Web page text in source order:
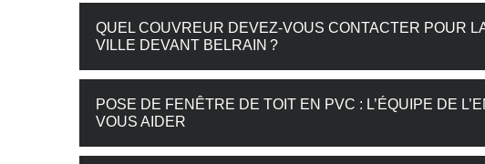
QUEL COUVREUR DEVEZ-VOUS CONTACTER POUR
VILLE DEVANT BELRAIN ?
POSE DE FENÊTRE DE TOIT EN PVC : L’ÉQUIPE DE
VOUS AIDER